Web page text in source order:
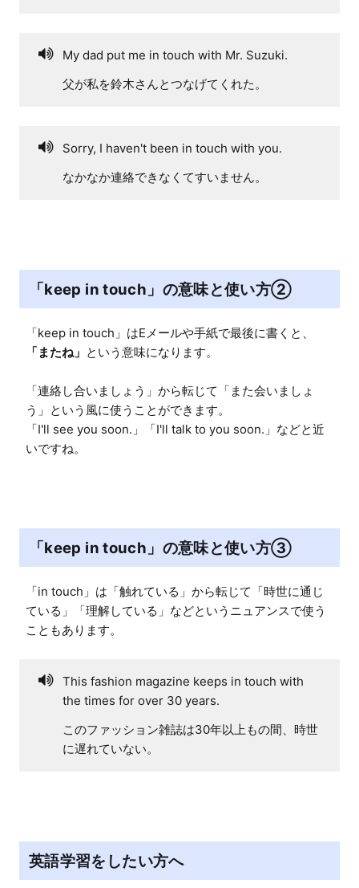
My dad put me in touch with Mr. Suzuki.
父が私を鈴木さんとつなげてくれた。
Sorry, I haven't been in touch with you.
なかなか連絡できなくてすいません。
「keep in touch」の意味と使い方②
「keep in touch」はEメールや手紙で最後に書くと、
「またね」 という意味になります。
「連絡し合いましょう」から転じて「また会いましょ
う」という風に使うことができます。
「I'll see you soon.」「I'll talk to you soon.」などと近
いですね。
「keep in touch」の意味と使い方③
「in touch」は「触れている」から転じて「時世に通じ
ている」「理解している」などというニュアンスで使う
こともあります。
This fashion magazine keeps in touch with
the times for over 30 years.
このファッション雑誌は30年以上もの間、時世
に遅れていない。
英語学習をしたい方へ